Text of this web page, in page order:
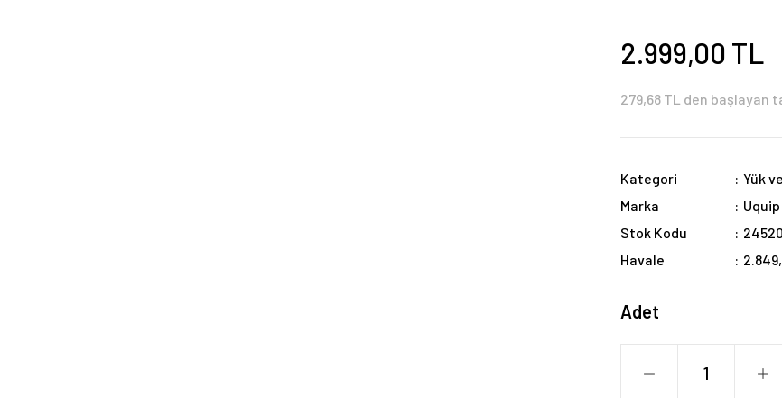
2.999,00 TL
279,68 TL den başlayan
Kategori
Yük
Marka
Uquip
Stok Kodu
Havale
Adet